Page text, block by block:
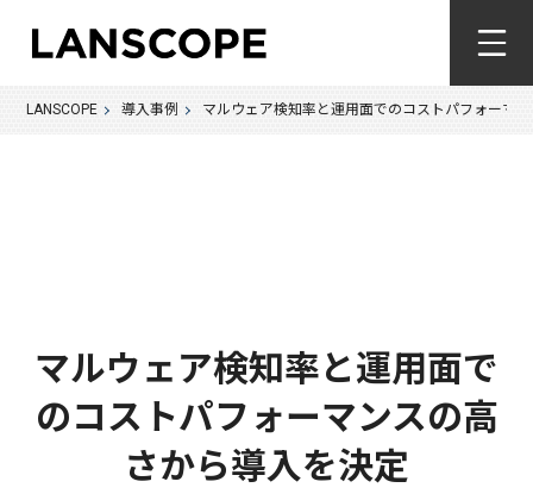
マルウェア検知率と運用面で
のコストパフォーマンスの高
さから導入を決定
LANSCOPE 導入事例 マルウェア検知率と運用面でのコストパフォーマ